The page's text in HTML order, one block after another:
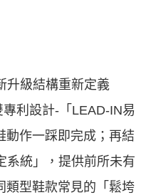
升級結構重新定義
利設計-「LEAD-IN易
動作一踩即完成；再結
系統」，提供前所未有
類型鞋款常見的「鬆垮